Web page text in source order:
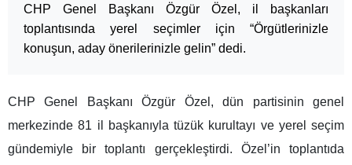
CHP Genel Başkanı Özgür Özel, il başkanları
toplantısında yerel seçimler için “Örgütlerinizle
konuşun, aday önerilerinizle gelin” dedi.
CHP Genel Başkanı Özgür Özel, dün partisinin genel
merkezinde 81 il başkanıyla tüzük kurultayı ve yerel seçim
gündemiyle bir toplantı gerçekleştirdi. Özel’in toplantıda